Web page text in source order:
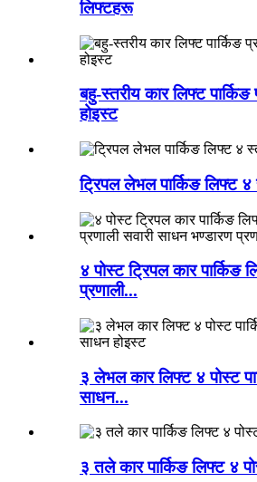
लिफ्टहरू
बहु-स्तरीय कार लिफ्ट पार्किङ
होइस्ट
ट्रिपल लेभल पार्किङ लिफ्ट ४
४ पोस्ट ट्रिपल कार पार्किङ
प्रणाली...
३ लेभल कार लिफ्ट ४ पोस्ट
साधन...
३ तले कार पार्किङ लिफ्ट ४